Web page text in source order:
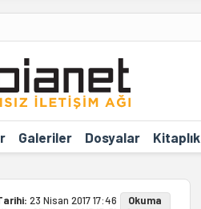
Galeriler Dosyalar Kitaplık
23 Nisan 2017 17:46
Okuma